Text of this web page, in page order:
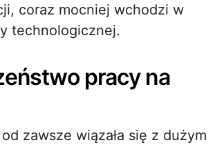
coraz mocniej wchodzi w
technologicznej.
pracy na
zawsze wiązała się z dużym